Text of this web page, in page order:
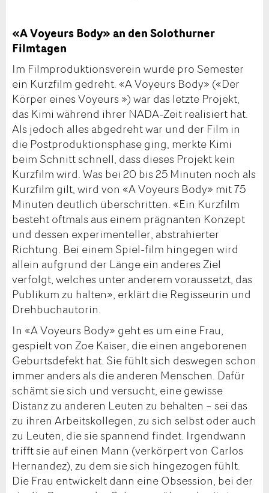
«A Voyeurs Body» an den Solothurner
Filmtagen
Im Filmproduktionsverein wurde pro Semester
ein Kurzfilm gedreht. «A Voyeurs Body» («Der
Körper eines Voyeurs ») war das letzte Projekt,
das Kimi während ihrer NADA-Zeit realisiert hat.
Als jedoch alles abgedreht war und der Film in
die Postproduktionsphase ging, merkte Kimi
beim Schnitt schnell, dass dieses Projekt kein
Kurzfilm wird. Was bei 20 bis 25 Minuten noch als
Kurzfilm gilt, wird von «A Voyeurs Body» mit 75
Minuten deutlich überschritten. «Ein Kurzfilm
besteht oftmals aus einem prägnanten Konzept
und dessen experimenteller, abstrahierter
Richtung. Bei einem Spiel-film hingegen wird
allein aufgrund der Länge ein anderes Ziel
verfolgt, welches unter anderem voraussetzt, das
Publikum zu halten», erklärt die Regisseurin und
Drehbuchautorin.
In «A Voyeurs Body» geht es um eine Frau,
gespielt von Zoe Kaiser, die einen angeborenen
Geburtsdefekt hat. Sie fühlt sich deswegen schon
immer anders als die anderen Menschen. Dafür
schämt sie sich und versucht, eine gewisse
Distanz zu anderen Leuten zu behalten – sei das
zu ihren Arbeitskollegen, zu sich selbst oder auch
zu Leuten, die sie spannend findet. Irgendwann
trifft sie auf einen Mann (verkörpert von Carlos
Hernandez), zu dem sie sich hingezogen fühlt.
Die Frau entwickelt dann eine Obsession, bei der